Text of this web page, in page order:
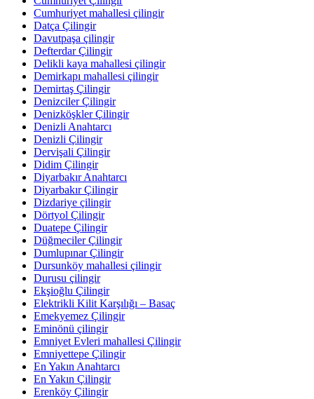
Cumhuriyet mahallesi çilingir
Datça Çilingir
Davutpaşa çilingir
Defterdar Çilingir
Delikli kaya mahallesi çilingir
Demirkapı mahallesi çilingir
Demirtaş Çilingir
Denizciler Çilingir
Denizköşkler Çilingir
Denizli Anahtarcı
Denizli Çilingir
Dervişali Çilingir
Didim Çilingir
Diyarbakır Anahtarcı
Diyarbakır Çilingir
Dizdariye çilingir
Dörtyol Çilingir
Duatepe Çilingir
Düğmeciler Çilingir
Dumlupınar Çilingir
Dursunköy mahallesi çilingir
Durusu çilingir
Ekşioğlu Çilingir
Elektrikli Kilit Karşılığı – Basaç
Emekyemez Çilingir
Eminönü çilingir
Emniyet Evleri mahallesi Çilingir
Emniyettepe Çilingir
En Yakın Anahtarcı
En Yakın Çilingir
Erenköy Çilingir